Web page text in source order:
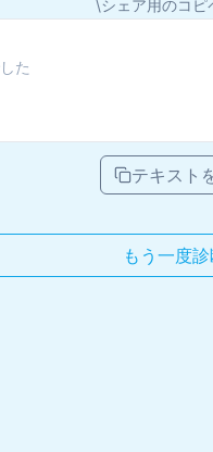
\シェア用のコピ
テキスト
もう一度